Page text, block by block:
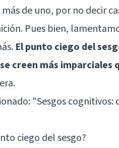
de uno, por no decir
Pues bien,
El punto ciego del
creen más imparciales
"Sesgos
ciego del sesgo?